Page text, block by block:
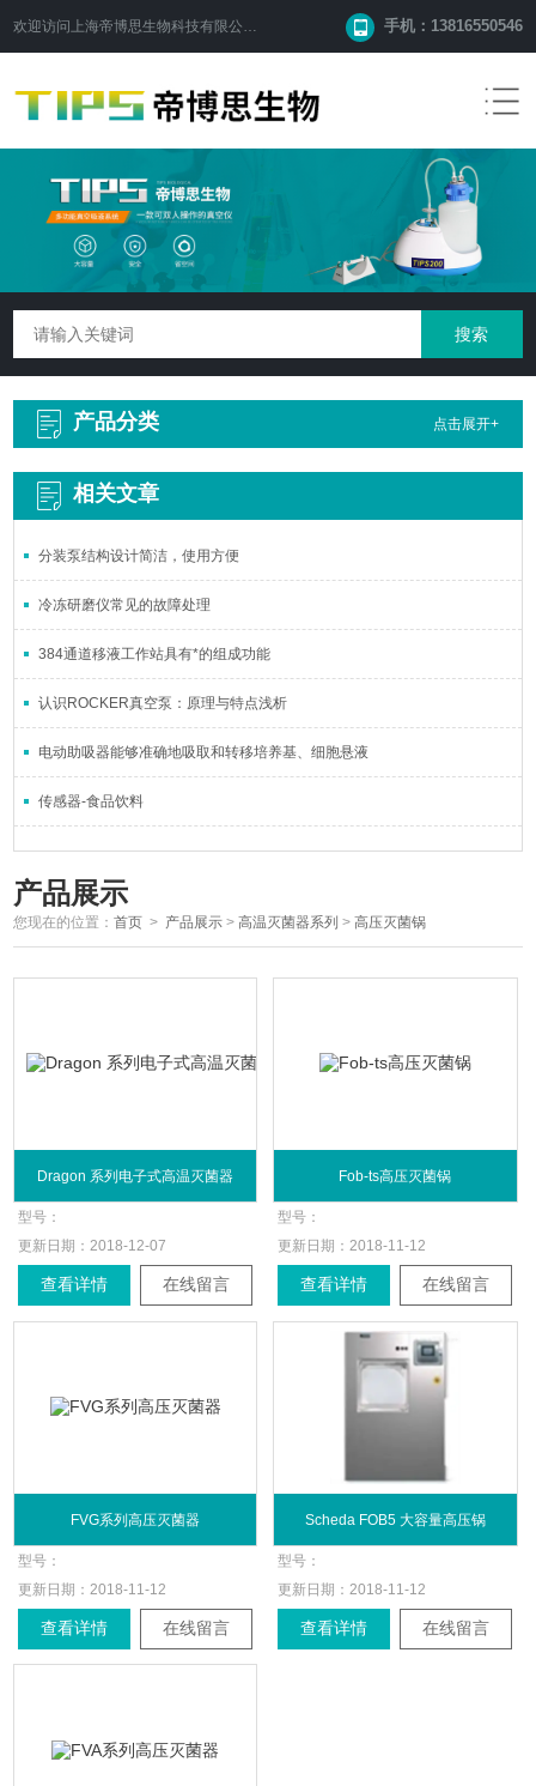
欢迎访问 上海帝博思生物科技有限公司 手机：13816550546
产品分类 点击展开+
相关文章
分装泵结构设计简洁，使用方便
冷冻研磨仪常见的故障处理
384通道移液工作站具有*的组成功能
认识ROCKER真空泵：原理与特点浅析
电动助吸器能够准确地吸取和转移培养基、细胞悬液
传感器-食品饮料
产品展示
您现在的位置：首页 > 产品展示 >高温灭菌器系列 >高压灭菌锅
Dragon 系列电子式高温灭菌器
型号：
更新日期： 2018-12-07
查看详情 在线留言
Fob-ts高压灭菌锅
型号：
更新日期： 2018-11-12
查看详情 在线留言
FVG系列高压灭菌器
型号：
更新日期： 2018-11-12
查看详情 在线留言
Scheda FOB5 大容量高压锅
型号：
更新日期： 2018-11-12
查看详情 在线留言